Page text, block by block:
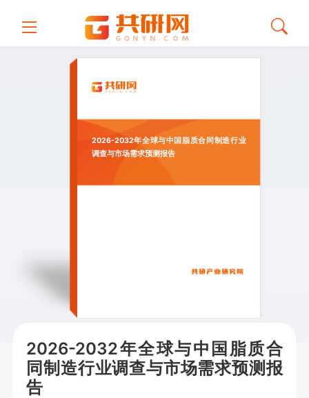
2026-2032年全球与中国脂质合同制造行业
调查与市场需求预测报告
2026-2032年全球与中国脂质合
同制造行业调查与市场需求预测报
告